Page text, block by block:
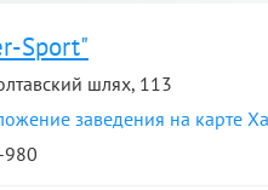
Sport"
шлях, 113
заведения на карте
980